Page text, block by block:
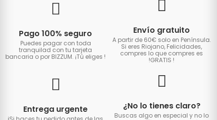
Pago 100% seguro
Puedes pagar con toda
tranquilad con tu tarjeta
bancaria o por BIZZUM. ¡Tú eliges !
Envío gratuito
A partir de 60€ solo en Península.
Si eres Riojano, Felicidades,
compres lo que compres es
!GRATIS !
Entrega urgente ¿No lo tienes claro?
Buscas algo en especial y no lo